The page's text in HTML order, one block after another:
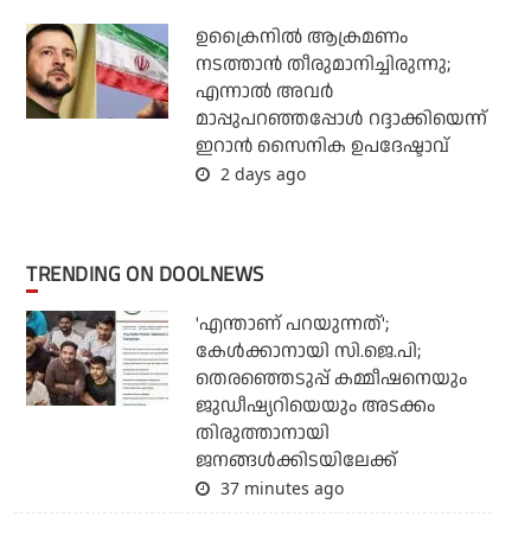
ഉക്രൈനില്‍ ആക്രമണം
നടത്താന്‍ തീരുമാനിച്ചിരുന്നു;
എന്നാല്‍ അവര്‍
മാപ്പുപറഞ്ഞപ്പോള്‍ റദ്ദാക്കിയെന്ന്
ഇറാന്‍ സൈനിക ഉപദേഷ്ടാവ്
2 days ago
TRENDING ON DOOLNEWS
'എന്താണ് പറയുന്നത്';
കേള്‍ക്കാനായി സി.ജെ.പി;
തെരഞ്ഞെടുപ്പ് കമ്മീഷനെയും
ജുഡീഷ്യറിയെയും അടക്കം
തിരുത്താനായി
ജനങ്ങള്‍ക്കിടയിലേക്ക്
37 minutes ago